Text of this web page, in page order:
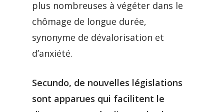
plus nombreuses à végéter dans le
chômage de longue durée,
synonyme de dévalorisation et
d’anxiété.
Secundo, de nouvelles législations
sont apparues qui facilitent le